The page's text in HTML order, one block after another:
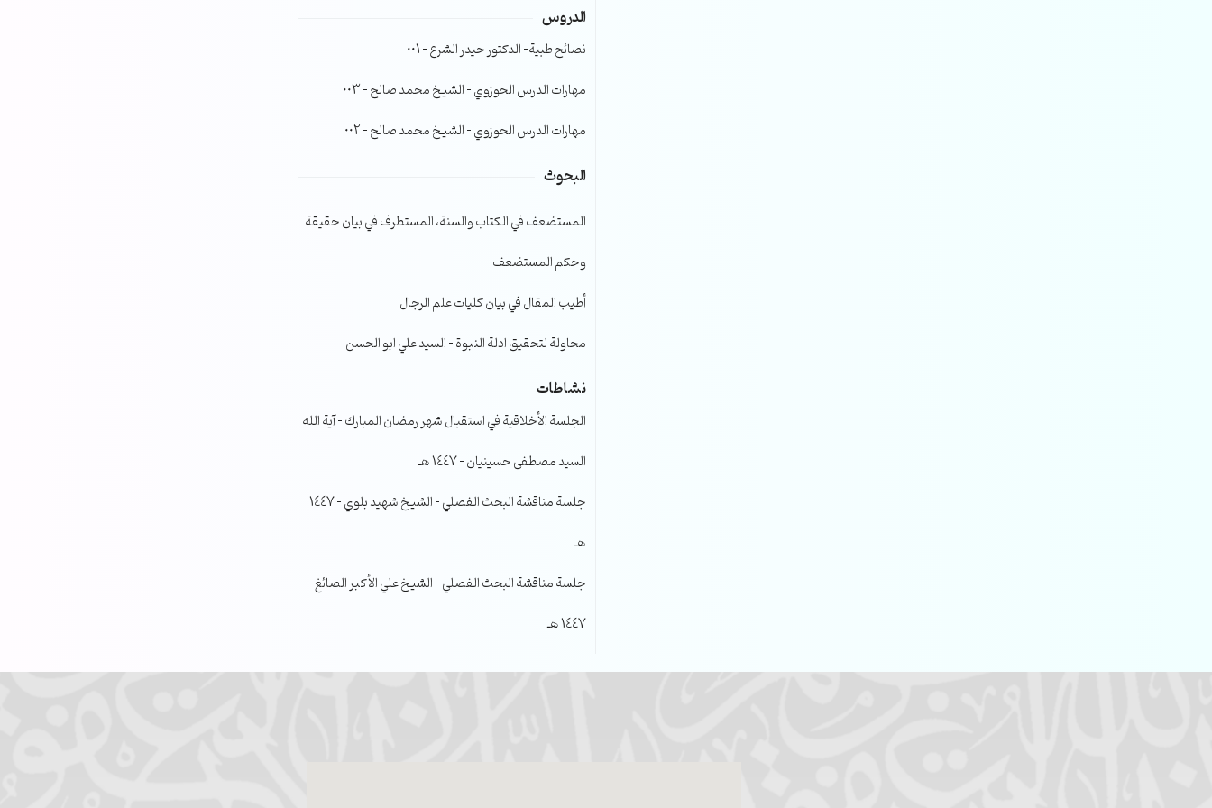
الصوت.الدروس
نصائح طبية- الدكتور حيدر الشرع – 001
مهارات الدرس الحوزوي – الشيخ محمد صالح – 003
مهارات الدرس الحوزوي – الشيخ محمد صالح – 002
البحوث
المستضعف في الكتاب والسنة، المستطرف في بيان حقيقة
وحكم المستضعف
أطيب المقال في بيان كليات علم الرجال
محاولة لتحقيق ادلة النبوة – السيد علي ابو الحسن
نشاطات
الجلسة الأخلاقية في استقبال شهر رمضان المبارك – آية الله
السيد مصطفى حسينيان – 1447 هـ
جلسة مناقشة البحث الفصلي – الشيخ شهيد بلوي – 1447
هـ
جلسة مناقشة البحث الفصلي – الشيخ علي الأكبر الصائغ –
1447 هـ